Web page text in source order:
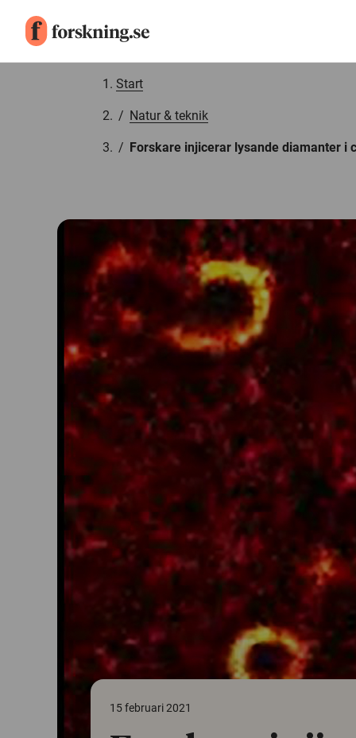
Start
/ Natur & teknik
/ Forskare injicerar lysande diamanter i
15 februari 2021